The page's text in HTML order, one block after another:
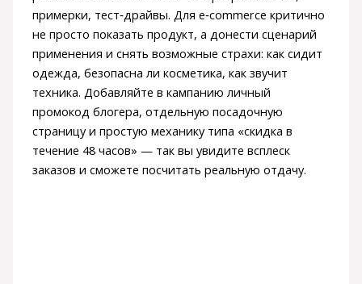
примерки, тест‑драйвы. Для e‑commerce критично
не просто показать продукт, а донести сценарий
применения и снять возможные страхи: как сидит
одежда, безопасна ли косметика, как звучит
техника. Добавляйте в кампанию личный
промокод блогера, отдельную посадочную
страницу и простую механику типа «скидка в
течение 48 часов» — так вы увидите всплеск
заказов и сможете посчитать реальную отдачу.